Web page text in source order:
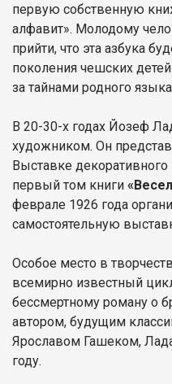
первую собственную
алфавит». Молодому
прийти, что эта азбука
поколения чешских
за тайнами родного
В 20-30-х годах Йозеф
художником. Он
Выставке
первый том книги
феврале 1926 года
самостоятельную
Особое место в
всемирно известный
бессмертному роману о
автором, будущим
Ярославом Гашеком,
году.